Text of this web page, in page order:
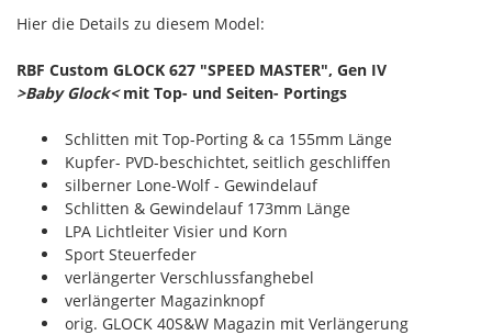
Hier die Details zu diesem Model:
RBF Custom GLOCK 627 "SPEED MASTER", Gen IV
>Baby Glock<mit Top- und Seiten- Portings
Schlitten mit Top-Porting & ca 155mm Länge
Kupfer- PVD-beschichtet, seitlich geschliffen
silberner Lone-Wolf - Gewindelauf
Schlitten & Gewindelauf 173mm Länge
LPA Lichtleiter Visier und Korn
Sport Steuerfeder
verlängerter Verschlussfanghebel
verlängerter Magazinknopf
orig. GLOCK 40S&W Magazin mit Verlängerung